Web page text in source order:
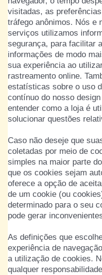
visitadas, as
tráfego anônimos. Nós e
serviços utilizamos
segurança, para facilitar
informações de modo
sua experiência ao
rastreamento online.
estatísticas sobre o uso
contínuo do nosso
entender como a loja é
solucionar questões
Caso não deseje que
coletadas por meio de
simples na maior parte
que os cookies sejam
oferece a opção de
de um cookie (ou
determinado para o seu
pode gerar
As definições que
experiência de
a utilização de cookies.
qualquer